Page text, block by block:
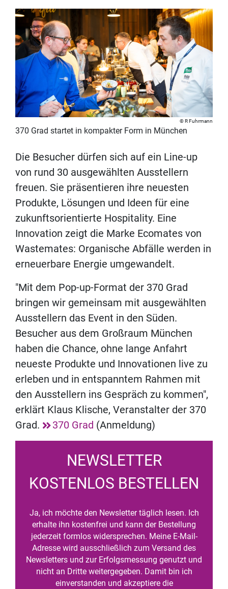
R Fuhrmann
370 Grad startet in kompakter Form in München
Die Besucher dürfen sich auf ein Line-up
von rund 30 ausgewählten Ausstellern
freuen. Sie präsentieren ihre neuesten
Produkte, Lösungen und Ideen für eine
zukunftsorientierte Hospitality. Eine
Innovation zeigt die Marke Ecomates von
Wastemates: Organische Abfälle werden in
erneuerbare Energie umgewandelt.
"Mit dem Pop-up-Format der 370 Grad
bringen wir gemeinsam mit ausgewählten
Ausstellern das Event in den Süden.
Besucher aus dem Großraum München
haben die Chance, ohne lange Anfahrt
neueste Produkte und Innovationen live zu
erleben und in entspanntem Rahmen mit
den Ausstellern ins Gespräch zu kommen",
erklärt Klaus Klische, Veranstalter der 370
Grad.
370 Grad (Anmeldung)
NEWSLETTER
KOSTENLOS BESTELLEN
Ja, ich möchte den Newsletter täglich lesen. Ich
erhalte ihn kostenfrei und kann der Bestellung
jederzeit formlos widersprechen. Meine E-Mail-
Adresse wird ausschließlich zum Versand des
Newsletters und zur Erfolgsmessung genutzt und
nicht an Dritte weitergegeben. Damit bin ich
einverstanden und akzeptiere die